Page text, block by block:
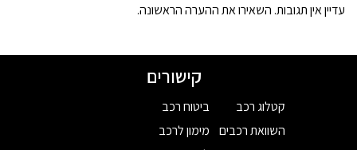
עדיין אין תגובות. השאירו את ההערה הראשונה.
קישורים
קטלוג רכב
השוואת רכבים
ביטוח רכב
מימון לרכב